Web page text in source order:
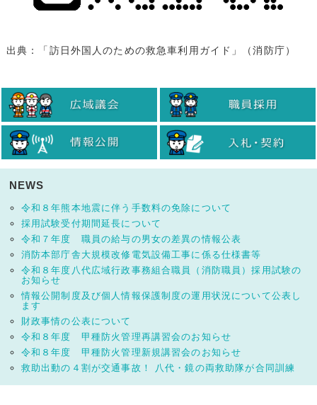
出典：「訪日外国人のための救急車利用ガイド」（消防庁）
NEWS
令和８年熊本地震に伴う手数料の免除について
採用試験受付期間延長について
令和７年度 職員の給与の男女の差異の情報公表
消防本部庁舎大規模改修電気設備工事に係る仕様書等
令和８年度八代広域行政事務組合職員（消防職員）採用試験の
お知らせ
情報公開制度及び個人情報保護制度の運用状況について公表し
ます
財政事情の公表について
令和８年度 甲種防火管理再講習会のお知らせ
令和８年度 甲種防火管理新規講習会のお知らせ
救助出動の４割が交通事故！ 八代・鏡の両救助隊が合同訓練